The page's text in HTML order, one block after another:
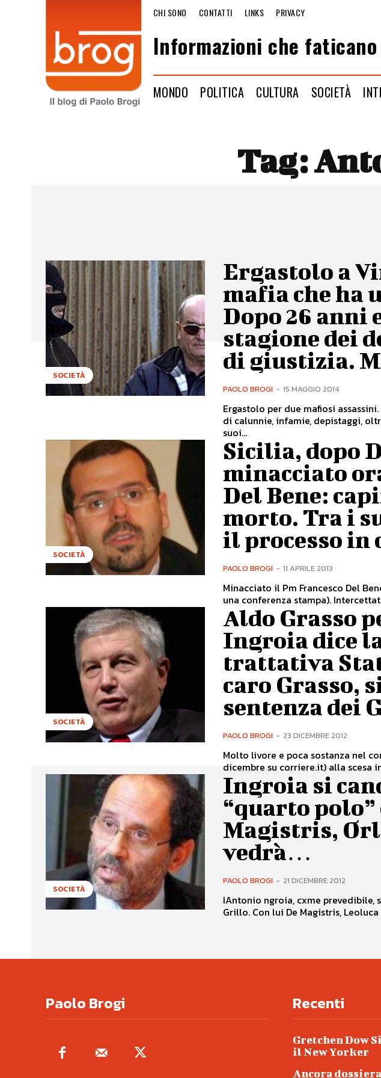
CHI SONO CONTATTI LINKS PRIVACY
Informazioni che
MONDO POLITICA CULTURA SOCIETÀ
Tag:
SOCIETÀ
Ergastolo a
mafia che ha
Dopo 26 anni
stagione dei
di giustizia.
PAOLO BROGI - 15 MAGGIO 2014
Ergastolo per due mafiosi
di calunnie, infamie, depistaggi,
suoi...
SOCIETÀ
Sicilia, dopo
minacciato
Del Bene:
morto. Tra i
il processo in
PAOLO BROGI - 11 APRILE 2013
Minacciato il Pm Francesco Del
una conferenza stampa).
SOCIETÀ
Aldo Grasso
Ingroia dice
trattativa
caro Grasso,
sentenza dei
PAOLO BROGI - 23 DICEMBRE 2012
Molto livore e poca sostanza nel
dicembre su corriere.it) alla scesa
SOCIETÀ
Ingroia si
“quarto
Magistris,
vedrà…
PAOLO BROGI - 21 DICEMBRE 2012
IAntonio ngroia, cxme prevedibile,
Grillo. Con lui De Magistris,
Paolo Brogi Recenti
Gretchen Dow
il New Yorker
Ancora